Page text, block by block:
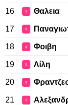
16 ♀ Θαλεια
17 ♀
18 ♀ Φοιβη
19 ♀ Λίλη
20 ♀
21 ♀